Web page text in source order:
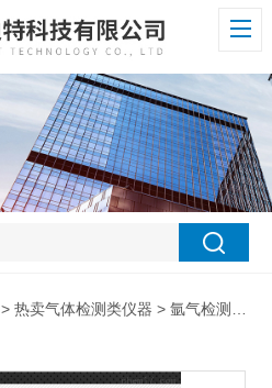
>热卖气体检测类仪器 >氩气检测仪